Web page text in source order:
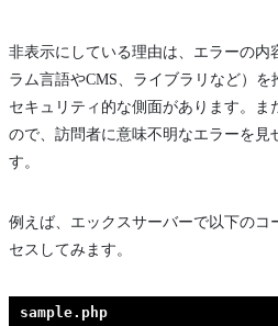
非表示にしている理由は、エラーの内
ラム言語やCMS、ライブラリなど）を
セキュリティ的な側面があります。ま
ので、訪問者に意味不明なエラーを見
す。
例えば、エックスサーバーで以下のコ
セスしてみます。
sample.php